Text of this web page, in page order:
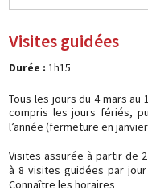
Visites guidées
Durée :1h15
Tous les jours du 4 mars au 1
compris les jours fériés,
l’année (fermeture en
Visites assurée à partir de
à 8 visites guidées par
Connaître les horaires